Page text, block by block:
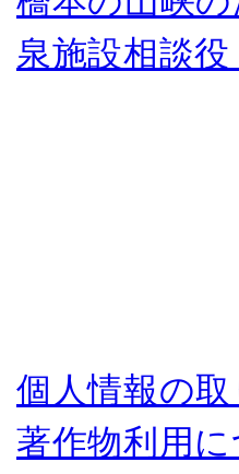
泉施設相談
個人情報の
著作物利用に